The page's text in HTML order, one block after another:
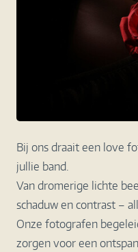
Bij ons draait een love
jullie band.
Van dromerige lichte
schaduw en contrast –
Onze fotografen
zorgen voor een